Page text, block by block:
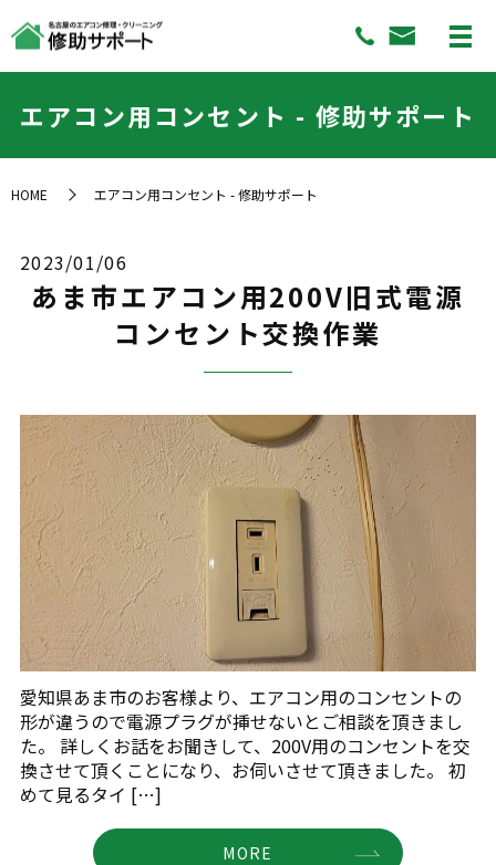
エアコン用コンセント - 修助サポート
HOME エアコン用コンセント - 修助サポート
2023/01/06
あま市エアコン用200V旧式電源
コンセント交換作業
愛知県あま市のお客様より、エアコン用のコンセントの
形が違うので電源プラグが挿せないとご相談を頂きまし
た。 詳しくお話をお聞きして、200V用のコンセントを交
換させて頂くことになり、お伺いさせて頂きました。 初
めて見るタイ […]
MORE